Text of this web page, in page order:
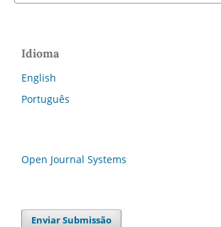
Idioma
English
Português
Open Journal Systems
Enviar Submissão